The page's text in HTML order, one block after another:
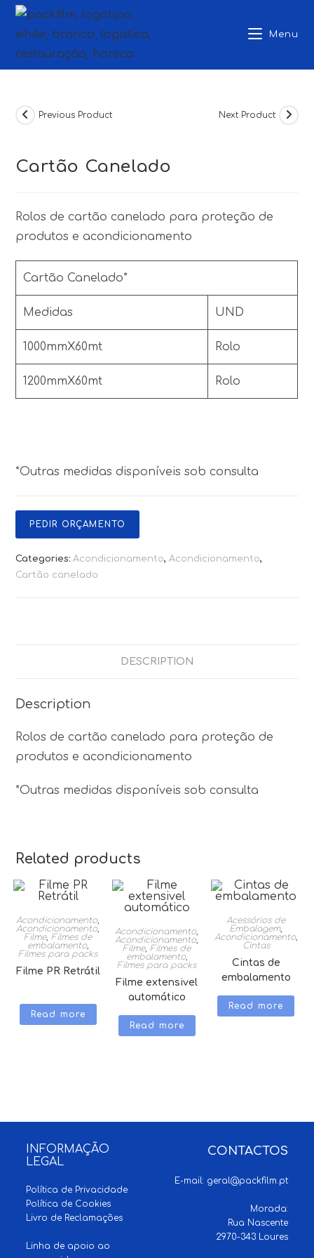
Skip
Menu
Previous Product Next Product
Cartão Canelado
Rolos de cartão canelado para proteção de
produtos e acondicionamento
Cartão Canelado*
Medidas UND
1000mmX60mt Rolo
1200mmX60mt Rolo
*Outras medidas disponíveis sob consulta
PEDIR ORÇAMENTO
Categories:Acondicionamento,Acondicionamento,
Cartão canelado
DESCRIPTION
Description
Rolos de cartão canelado para proteção de
produtos e acondicionamento
*Outras medidas disponíveis sob consulta
Related products
Acondicionamento,
Acondicionamento,
Filme,Filmes de
embalamento,
Filmes para packs
Filme PR Retrátil
Read more
Acondicionamento,
Acondicionamento,
Filme,Filmes de
embalamento,
Filmes para packs
Filme extensivel
automático
Read more
Acessórios de
Embalagem,
Acondicionamento,
Cintas
Cintas de
embalamento
Read more
INFORMAÇÃO
LEGAL
Política de Privacidade
Política de Cookies
Livro de Reclamações
Linha de apoio ao
CONTACTOS
E-mail: geral@packfilm.pt
Morada:
Rua Nascente
2970-343 Loures